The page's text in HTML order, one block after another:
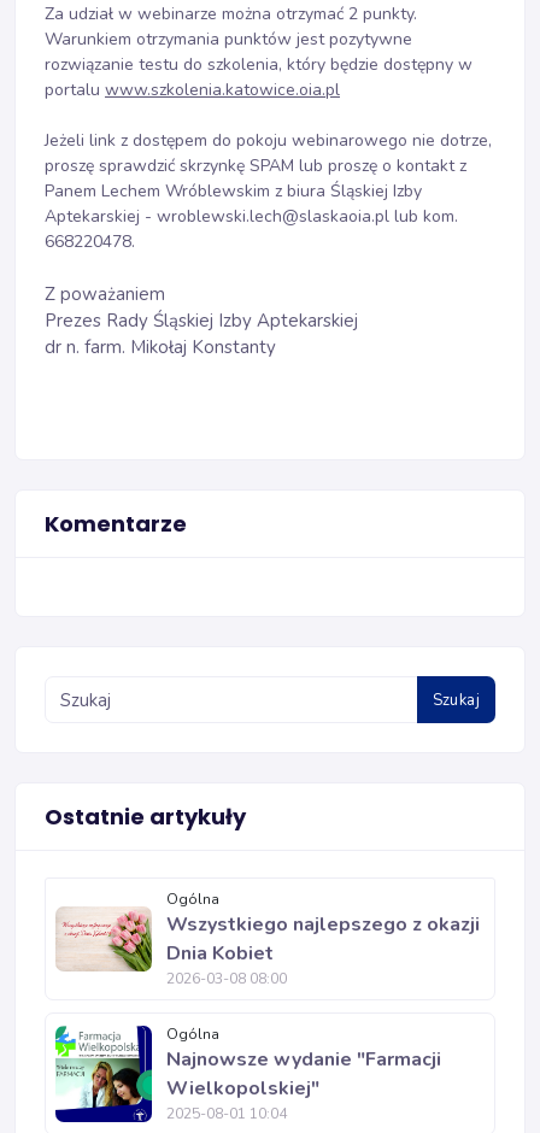
Za udział w webinarze można otrzymać 2 punkty.
Warunkiem otrzymania punktów jest pozytywne
rozwiązanie testu do szkolenia, który będzie dostępny w
portalu www.szkolenia.katowice.oia.pl
Jeżeli link z dostępem do pokoju webinarowego nie dotrze,
proszę sprawdzić skrzynkę SPAM lub proszę o kontakt z
Panem Lechem Wróblewskim z biura Śląskiej Izby
Aptekarskiej - wroblewski.lech@slaskaoia.pl lub kom.
668220478.
Z poważaniem
Prezes Rady Śląskiej Izby Aptekarskiej
dr n. farm. Mikołaj Konstanty
Komentarze
Szukaj
Ostatnie artykuły
Ogólna
Wszystkiego najlepszego z okazji
Dnia Kobiet
2026-03-08 08:00
Ogólna
Najnowsze wydanie "Farmacji
Wielkopolskiej"
2025-08-01 10:04